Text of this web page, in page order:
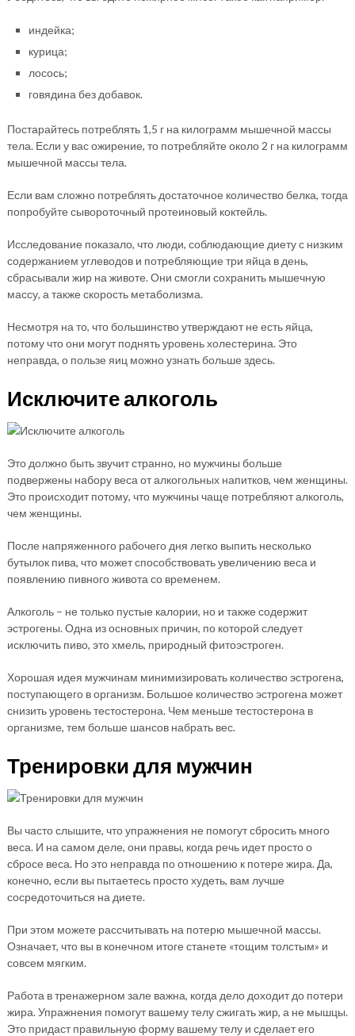
индейка;
курица;
лосось;
говядина без добавок.
Постарайтесь потреблять 1,5 г на килограмм мышечной массы
тела. Если у вас ожирение, то потребляйте около 2 г на килограмм
мышечной массы тела.
Если вам сложно потреблять достаточное количество белка, тогда
попробуйте сывороточный протеиновый коктейль.
Исследование показало, что люди, соблюдающие диету с низким
содержанием углеводов и потребляющие три яйца в день,
сбрасывали жир на животе. Они смогли сохранить мышечную
массу, а также скорость метаболизма.
Несмотря на то, что большинство утверждают не есть яйца,
потому что они могут поднять уровень холестерина. Это
неправда, о пользе яиц можно узнать больше здесь.
Исключите алкоголь
Это должно быть звучит странно, но мужчины больше
подвержены набору веса от алкогольных напитков, чем женщины.
Это происходит потому, что мужчины чаще потребляют алкоголь,
чем женщины.
После напряженного рабочего дня легко выпить несколько
бутылок пива, что может способствовать увеличению веса и
появлению пивного живота со временем.
Алкоголь – не только пустые калории, но и также содержит
эстрогены. Одна из основных причин, по которой следует
исключить пиво, это хмель, природный фитоэстроген.
Хорошая идея мужчинам минимизировать количество эстрогена,
поступающего в организм. Большое количество эстрогена может
снизить уровень тестостерона. Чем меньше тестостерона в
организме, тем больше шансов набрать вес.
Тренировки для мужчин
Вы часто слышите, что упражнения не помогут сбросить много
веса. И на самом деле, они правы, когда речь идет просто о
сбросе веса. Но это неправда по отношению к потере жира. Да,
конечно, если вы пытаетесь просто худеть, вам лучше
сосредоточиться на диете.
При этом можете рассчитывать на потерю мышечной массы.
Означает, что вы в конечном итоге станете «тощим толстым» и
совсем мягким.
Работа в тренажерном зале важна, когда дело доходит до потери
жира. Упражнения помогут вашему телу сжигать жир, а не мышцы.
Это придаст правильную форму вашему телу и сделает его